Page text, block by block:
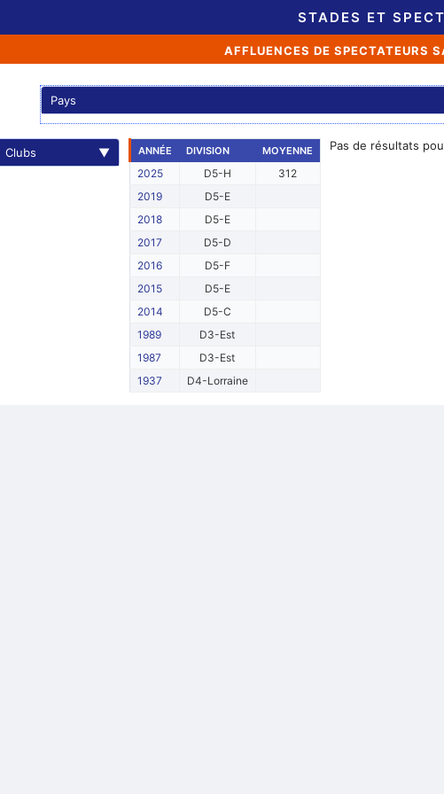
STADES ET
AFFLUENCES DE SPECTATEURS
Pays
Clubs ▼ ANNÉE DIVISION MOYENNE
2025 D5-H
312
2019
D5-E
2018
D5-E
2017
D5-D
2016
D5-F
2015
D5-E
2014
D5-C
1989
D3-Est
1987
D3-Est
1937
D4-Lorraine
Pas de résultats